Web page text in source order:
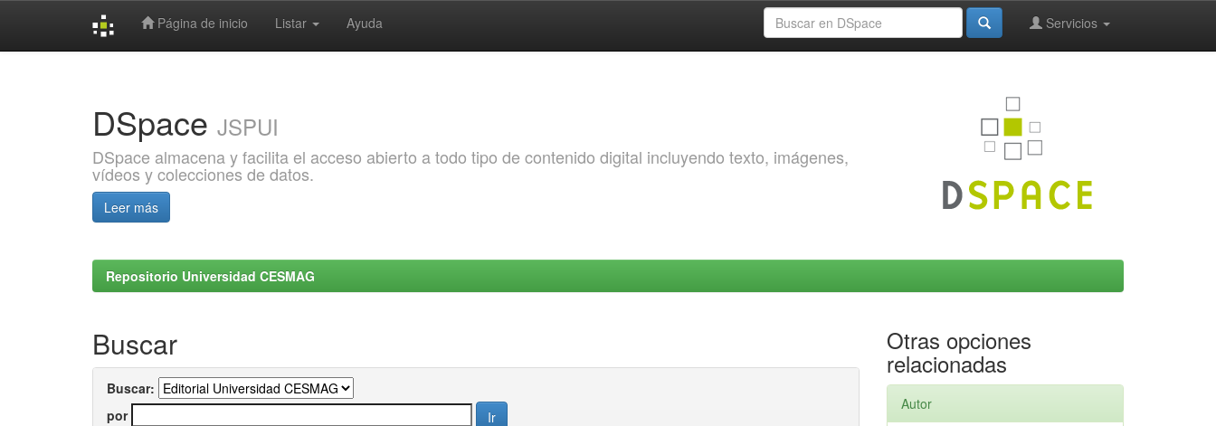
Página de inicio Listar Ayuda Servicios
DSpace JSPUI
DSpace almacena y facilita el acceso abierto a todo tipo de contenido digital incluyendo texto, imágenes,
vídeos y colecciones de datos.
Leer más
Repositorio Universidad CESMAG
Buscar
Buscar:
por
Otras opciones
relacionadas
Autor